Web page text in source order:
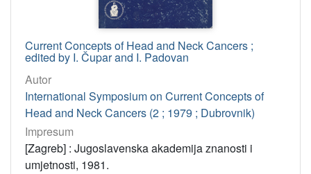
Current Concepts of Head and Neck Cancers ;
edited by I. Čupar and I. Padovan
Autor
International Symposium on Current Concepts of
Head and Neck Cancers (2 ; 1979 ; Dubrovnik)
Impresum
[Zagreb] : Jugoslavenska akademija znanosti i
umjetnosti, 1981.